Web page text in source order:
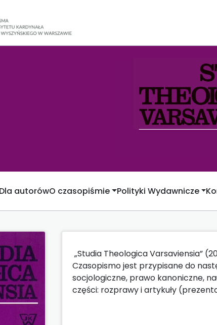
Dla autorówO czasopiśmie Polityki Wydawnicze
„Studia Theologica Varsaviensia”
Czasopismo jest przypisane do
socjologiczne, prawo kanoniczne,
części: rozprawy i artykuły